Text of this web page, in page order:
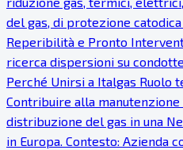
del gas, di protezione
Reperibilità e Pronto
ricerca dispersioni su
Perché Unirsi a Italgas Ruolo
Contribuire alla
distribuzione del gas in una
in Europa. Contesto: Azienda